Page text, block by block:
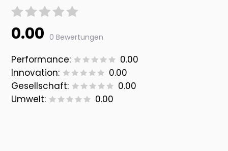
0.00 0 Bewertungen
Performance:
0.00
Innovation:
0.00
Gesellschaft:
0.00
Umwelt:
0.00